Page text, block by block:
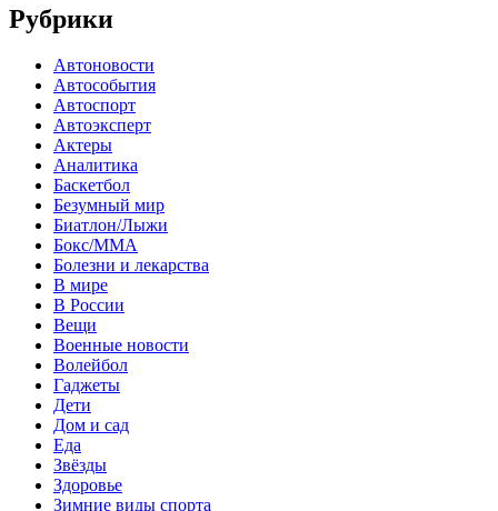
Рубрики
Автоновости
Автособытия
Автоспорт
Автоэксперт
Актеры
Аналитика
Баскетбол
Безумный мир
Биатлон/Лыжи
Бокс/MMA
Болезни и лекарства
В мире
В России
Вещи
Военные новости
Волейбол
Гаджеты
Дети
Дом и сад
Еда
Звёзды
Здоровье
Зимние виды спорта